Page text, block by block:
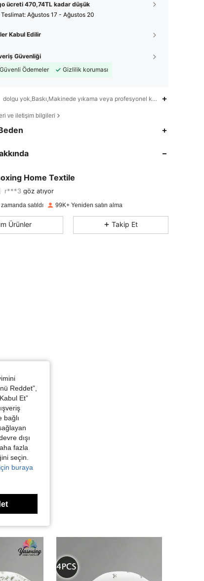
ücreti 470,74TL kadar düşük
Teslimat: Ağustos 17 - Ağustos 20
Kabul Edilir
Güvenliği
Güvenli Ödemeler
Gizlilik koruması
dolgu yok,Baskı,Makinede yıkama veya profesyonel kuru temizleme
ve iletişim bilgileri
Home Textile
r***3
Derecelendirme
847 28K
satıldı 99K+ Yeniden satın alma
Ürünler Takip Et
Reddet”,
Et”
bağlı
dışı
fazla
seçin.
buraya